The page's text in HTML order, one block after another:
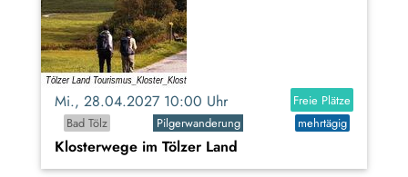
Mi., 28.04.2027 10:00 Uhr
Freie Plätze
Bad Tölz
Pilgerwanderung mehrtägig
Klosterwege im Tölzer Land